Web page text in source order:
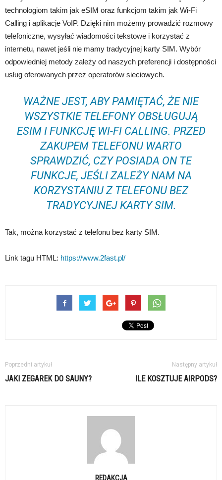
technologiom takim jak eSIM oraz funkcjom takim jak Wi-Fi
Calling i aplikacje VoIP. Dzięki nim możemy prowadzić rozmowy
telefoniczne, wysyłać wiadomości tekstowe i korzystać z
internetu, nawet jeśli nie mamy tradycyjnej karty SIM. Wybór
odpowiedniej metody zależy od naszych preferencji i dostępności
usług oferowanych przez operatorów sieciowych.
WAŻNE JEST, ABY PAMIĘTAĆ, ŻE NIE
WSZYSTKIE TELEFONY OBSŁUGUJĄ
ESIM I FUNKCJĘ WI-FI CALLING. PRZED
ZAKUPEM TELEFONU WARTO
SPRAWDZIĆ, CZY POSIADA ON TE
FUNKCJE, JEŚLI ZALEŻY NAM NA
KORZYSTANIU Z TELEFONU BEZ
TRADYCYJNEJ KARTY SIM.
Tak, można korzystać z telefonu bez karty SIM.
Link tagu HTML: https://www.2fast.pl/
Poprzedni artykuł
JAKI ZEGAREK DO SAUNY?
Następny artykuł
ILE KOSZTUJE AIRPODS?